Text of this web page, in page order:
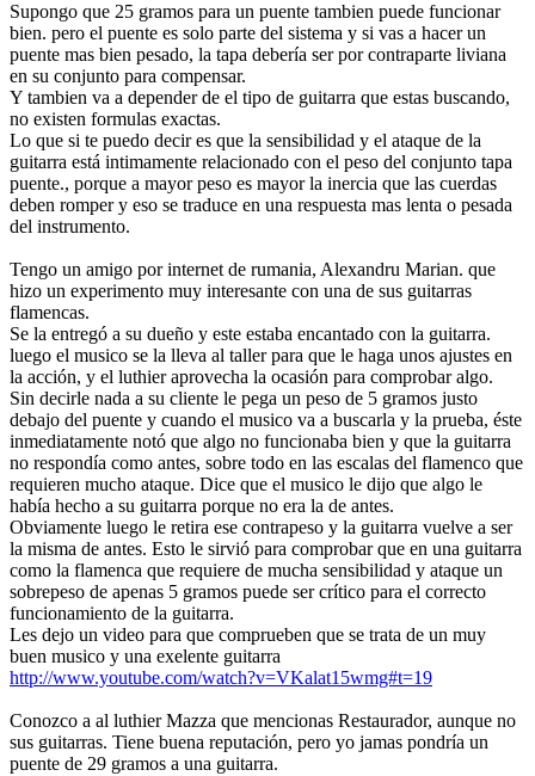
Supongo que 25 gramos para un puente tambien puede funcionar
bien. pero el puente es solo parte del sistema y si vas a hacer un
puente mas bien pesado, la tapa debería ser por contraparte liviana
en su conjunto para compensar.
Y tambien va a depender de el tipo de guitarra que estas buscando,
no existen formulas exactas.
Lo que si te puedo decir es que la sensibilidad y el ataque de la
guitarra está intimamente relacionado con el peso del conjunto tapa
puente., porque a mayor peso es mayor la inercia que las cuerdas
deben romper y eso se traduce en una respuesta mas lenta o pesada
del instrumento.
Tengo un amigo por internet de rumania, Alexandru Marian. que
hizo un experimento muy interesante con una de sus guitarras
flamencas.
Se la entregó a su dueño y este estaba encantado con la guitarra.
luego el musico se la lleva al taller para que le haga unos ajustes en
la acción, y el luthier aprovecha la ocasión para comprobar algo.
Sin decirle nada a su cliente le pega un peso de 5 gramos justo
debajo del puente y cuando el musico va a buscarla y la prueba, éste
inmediatamente notó que algo no funcionaba bien y que la guitarra
no respondía como antes, sobre todo en las escalas del flamenco que
requieren mucho ataque. Dice que el musico le dijo que algo le
había hecho a su guitarra porque no era la de antes.
Obviamente luego le retira ese contrapeso y la guitarra vuelve a ser
la misma de antes. Esto le sirvió para comprobar que en una guitarra
como la flamenca que requiere de mucha sensibilidad y ataque un
sobrepeso de apenas 5 gramos puede ser crítico para el correcto
funcionamiento de la guitarra.
Les dejo un video para que comprueben que se trata de un muy
buen musico y una exelente guitarra
http://www.youtube.com/watch?v=VKalat15wmg#t=19
Conozco a al luthier Mazza que mencionas Restaurador, aunque no
sus guitarras. Tiene buena reputación, pero yo jamas pondría un
puente de 29 gramos a una guitarra.